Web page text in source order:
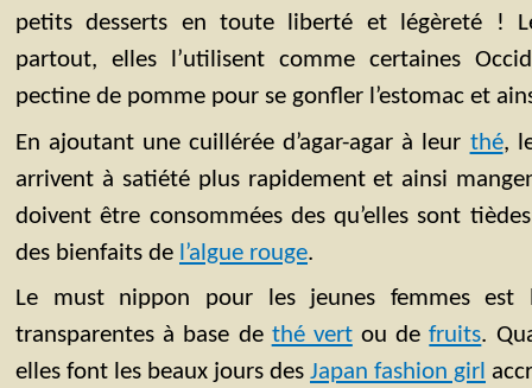
petits desserts en toute liberté et légèreté !
partout, elles l’utilisent comme certaines
pectine de pomme pour se gonfler l’estomac et
En ajoutant une cuillérée d’agar-agar à leur thé,
arrivent à satiété plus rapidement et ainsi
doivent être consommées des qu’elles sont
des bienfaits de l’algue rouge.
Le must nippon pour les jeunes femmes est
transparentes à base de thé vertou defruits.
elles font les beaux jours des Japan fashion girl